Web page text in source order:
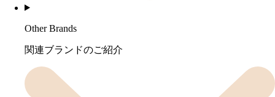
Other Brands
関連ブランドのご紹介